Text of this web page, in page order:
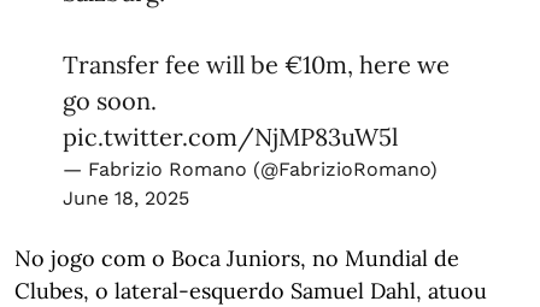
Transfer fee will be €10m, here we
go soon.
pic.twitter.com/NjMP83uW5l
— Fabrizio Romano (@FabrizioRomano)
June 18, 2025
No jogo com o Boca Juniors, no Mundial de
Clubes, o lateral-esquerdo Samuel Dahl, atuou